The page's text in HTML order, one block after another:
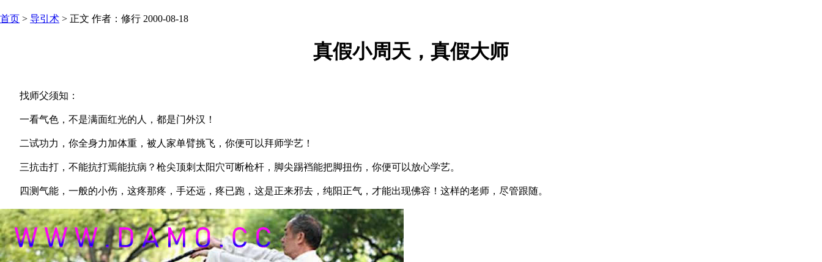
首页 > 导引术 > 正文 作者：修行 2000-08-18
真假小周天，真假大师
找师父须知：
一看气色，不是满面红光的人，都是门外汉！
二试功力，你全身力加体重，被人家单臂挑飞，你便可以拜师学艺！
三抗击打，不能抗打焉能抗病？枪尖顶刺太阳穴可断枪杆，脚尖踢裆能把脚扭伤，你便可以放心学艺。
四测气能，一般的小伤，这疼那疼，手还远，疼已跑，这是正来邪去，纯阳正气，才能出现佛容！这样的老师，尽管跟随。